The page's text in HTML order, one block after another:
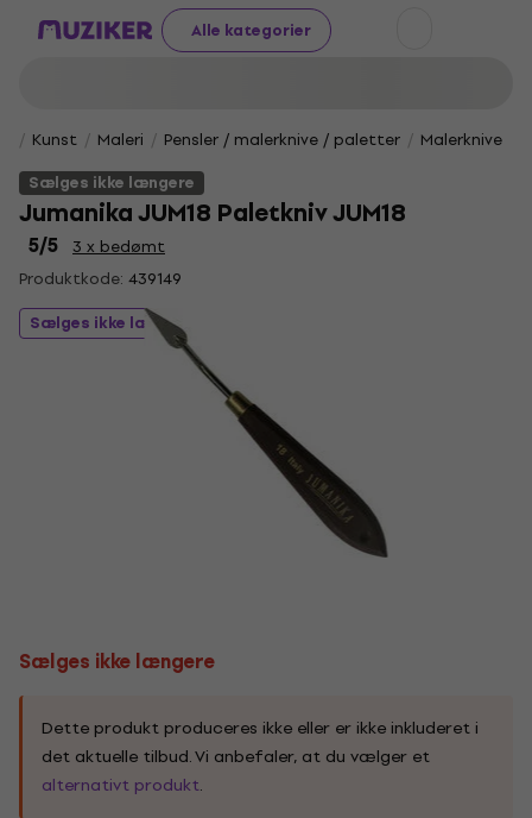
Alle kategorier
Kunst Maleri Pensler / malerknive / paletter
Malerknive
Sælges ikke længere
Jumanika JUM18 Paletkniv JUM18
5/5
3 x bedømt
Produktkode: 439149
Sælges ikke længere
Sælges ikke længere
Dette produkt produceres ikke eller er ikke inkluderet i
det aktuelle tilbud. Vi anbefaler, at du vælger et
alternativt produkt.